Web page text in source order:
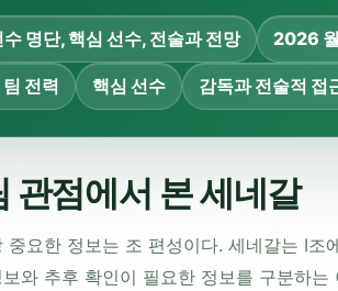
명단, 핵심 선수, 전술과 전망 2026
전력 핵심 선수 감독과 전술적 접
관점에서 본 세네갈
요한 정보는 조 편성이다. 세네갈는 I조
와 추후 확인이 필요한 정보를 구분하